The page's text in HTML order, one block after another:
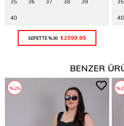
40
SEPETTE %30 ₺2099,99
40
BENZER
%25